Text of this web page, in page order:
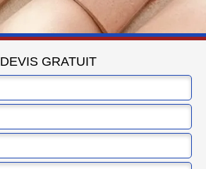
DEVIS GRATUIT